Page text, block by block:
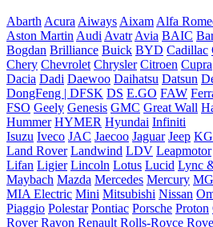
Abarth Acura Aiways Aixam Alfa
Aston Martin Audi Avatr Avia BAIC
Bogdan Brilliance Buick BYD Cadillac
Chery Chevrolet Chrysler Citroen Cupra
Dacia Dadi Daewoo Daihatsu Datsun
DongFeng | DFSK DS E.GO FAW
FSO Geely Genesis GMC Great Wall
Hummer HYMER Hyundai Infiniti
Isuzu Iveco JAC Jaecoo Jaguar Jeep
Land Rover Landwind LDV Leapmotor
Lifan Ligier Lincoln Lotus Lucid Lync
Maybach Mazda Mercedes Mercury MG
MIA Electric Mini Mitsubishi Nissan
Piaggio Polestar Pontiac Porsche Proton
Rover Ravon Renault Rolls-Royce